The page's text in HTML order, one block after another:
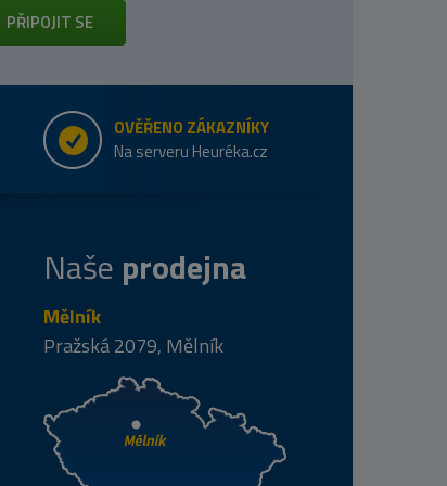
PŘIPOJIT SE
OVĚŘENO ZÁKAZNÍKY
Na serveru Heuréka.cz
Naše prodejna
Mělník
Pražská 2079, Mělník